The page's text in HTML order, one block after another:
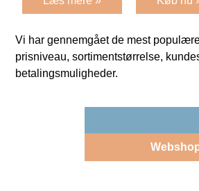
Vi har gennemgået de mest
prisniveau, sortimentstørrelse,
betalingsmuligheder.